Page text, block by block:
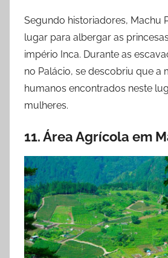
Segundo historiadores, Machu
lugar para albergar as
império Inca. Durante as
no Palácio, se descobriu que a
humanos encontrados neste
mulheres.
11. Área Agrícola em